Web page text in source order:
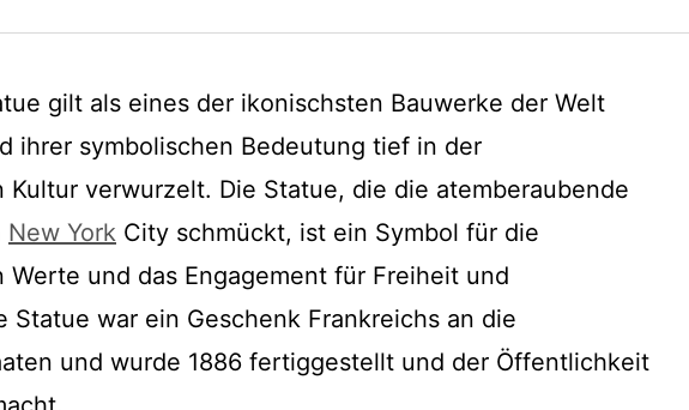
gilt als eines der ikonischsten Bauwerke der Welt
ihrer symbolischen Bedeutung tief in der
Kultur verwurzelt. Die Statue, die die atemberaubende
New York City schmückt, ist ein Symbol für die
Werte und das Engagement für Freiheit und
Statue war ein Geschenk Frankreichs an die
und wurde 1886 fertiggestellt und der Öffentlichkeit